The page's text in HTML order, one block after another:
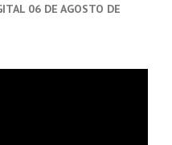
06 DE AGOSTO DE